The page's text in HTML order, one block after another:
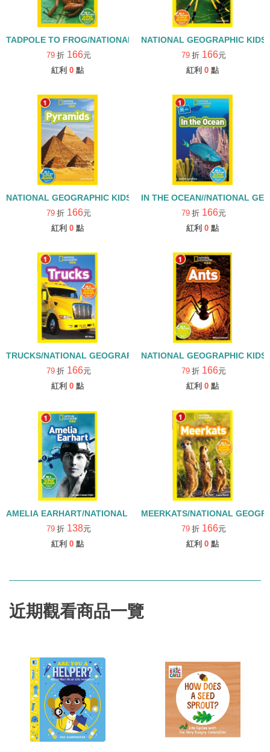
TADPOLE TO FROG/NATIONAL GEOGRAPHIC KIDS/LEVLE 1
79 折 166元
紅利 0 點
NATIONAL GEOGRAPHIC KIDS
79 折 166元
紅利 0 點
NATIONAL GEOGRAPHIC KIDS LEVEL 1:PYRAMIDS
79 折 166元
紅利 0 點
IN THE OCEAN//NATIONAL
79 折 166元
紅利 0 點
TRUCKS/NATIONAL GEOGRAPHIC KIDS/LEVLE 1
79 折 166元
紅利 0 點
NATIONAL GEOGRAPHIC
79 折 166元
紅利 0 點
AMELIA EARHART/NATIONAL GEOGRAPHIC KIDS/LEVLE 1
79 折 138元
紅利 0 點
MEERKATS/NATIONAL
79 折 166元
紅利 0 點
近期觀看商品一覽